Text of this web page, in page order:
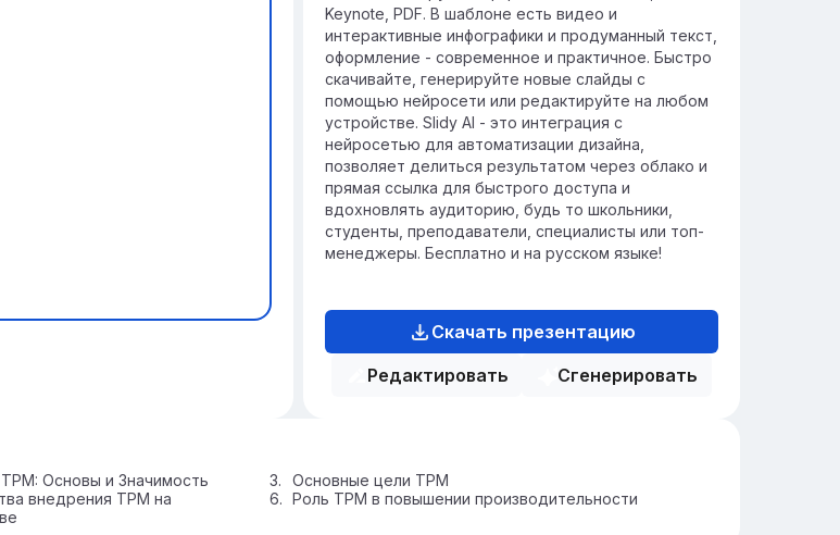
сотрудников в процесс улучшения.
Keynote, PDF. В шаблоне есть видео и
интерактивные инфографики и продуманный текст,
оформление - современное и практичное. Быстро
скачивайте, генерируйте новые слайды с
помощью нейросети или редактируйте на любом
устройстве. Slidy AI - это интеграция с
нейросетью для автоматизации дизайна,
позволяет делиться результатом через облако и
прямая ссылка для быстрого доступа и
вдохновлять аудиторию, будь то школьники,
студенты, преподаватели, специалисты или топ-
менеджеры. Бесплатно и на русском языке!
Скачать презентацию
Редактировать
Сгенерировать
Основы и Значимость
Основные цели TPM
внедрения TPM на
Роль TPM в повышении производительности